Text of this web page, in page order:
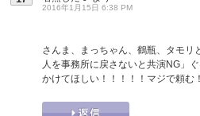
2016年1月15日 6:38 PM
さんま、まっちゃん、鶴瓶、タモリ
人を事務所に戻さないと共演NG」
かけてほしい！！！！！マジで頼む